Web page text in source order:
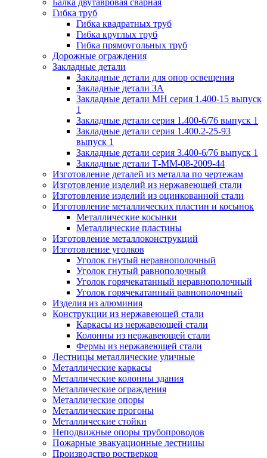
Гибка труб
Гибка квадратных труб
Гибка круглых труб
Гибка прямоугольных труб
Дорожные ограждения
Закладные детали
Закладные детали для опор освещения
Закладные детали ЗА
Закладные детали МН серия 1.400-15 выпуск
1
Закладные детали серия 1.400-6/76 выпуск 1
Закладные детали серия 1.400.2-25-93
выпуск 1
Закладные детали серия 3.400-6/76 выпуск 1
Закладные детали Т-ММ-08-2009-44
Изготовление деталей из металла по чертежам
Изготовление изделий из нержавеющей стали
Изготовление изделий из оцинкованной стали
Изготовление металлических пластин и косынок
Металлические косынки
Металлические пластины
Изготовление металлоконструкций
Изготовление уголков
Уголок гнутый неравнополочный
Уголок гнутый равнополочный
Уголок горячекатанный неравнополочный
Уголок горячекатанный равнополочный
Изделия из алюминия
Конструкции из нержавеющей стали
Каркасы из нержавеющей стали
Колонны из нержавеющей стали
Фермы из нержавеющей стали
Лестницы металлические уличные
Металлические каркасы
Металлические колонны здания
Металлические ограждения
Металлические опоры
Металлические прогоны
Металлические стойки
Неподвижные опоры трубопроводов
Пожарные эвакуационные лестницы
Производство ростверков